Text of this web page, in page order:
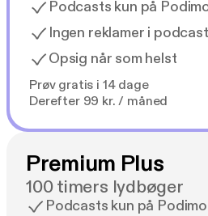
Podcasts kun på
Ingen reklamer i
Opsig når som helst
Prøv gratis i 14 dage
Derefter 99 kr. / måned
Premium Plus
100 timers lydbøger
Podcasts kun på Podimo